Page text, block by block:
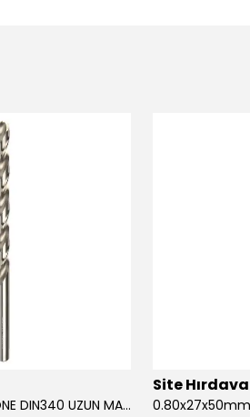
0.80x27x50mm KRONE DIN340 UZUN MATKAP UCU HSS 10 Adet
Site